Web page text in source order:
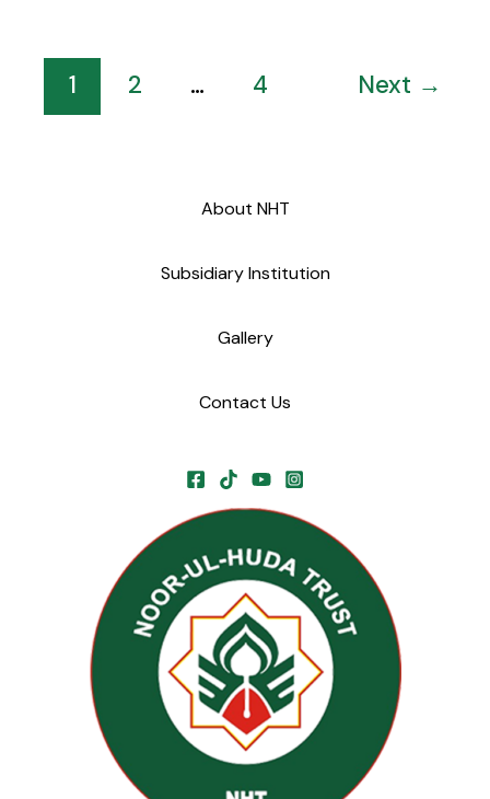
1 2 … 4 Next →
About NHT
Subsidiary Institution
Gallery
Contact Us